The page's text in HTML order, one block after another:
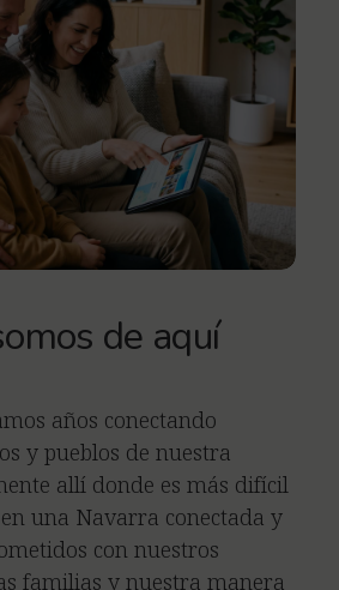
de aquí
años conectando
y pueblos de nuestra
allí donde es más difícil
una Navarra conectada y
con nuestros
familias y nuestra manera